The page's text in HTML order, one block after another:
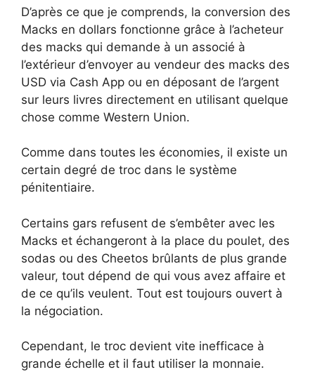
D’après ce que je comprends, la conversion des
Macks en dollars fonctionne grâce à l’acheteur
des macks qui demande à un associé à
l’extérieur d’envoyer au vendeur des macks des
USD via Cash App ou en déposant de l’argent
sur leurs livres directement en utilisant quelque
chose comme Western Union.
Comme dans toutes les économies, il existe un
certain degré de troc dans le système
pénitentiaire.
Certains gars refusent de s’embêter avec les
Macks et échangeront à la place du poulet, des
sodas ou des Cheetos brûlants de plus grande
valeur, tout dépend de qui vous avez affaire et
de ce qu’ils veulent. Tout est toujours ouvert à
la négociation.
Cependant, le troc devient vite inefficace à
grande échelle et il faut utiliser la monnaie.